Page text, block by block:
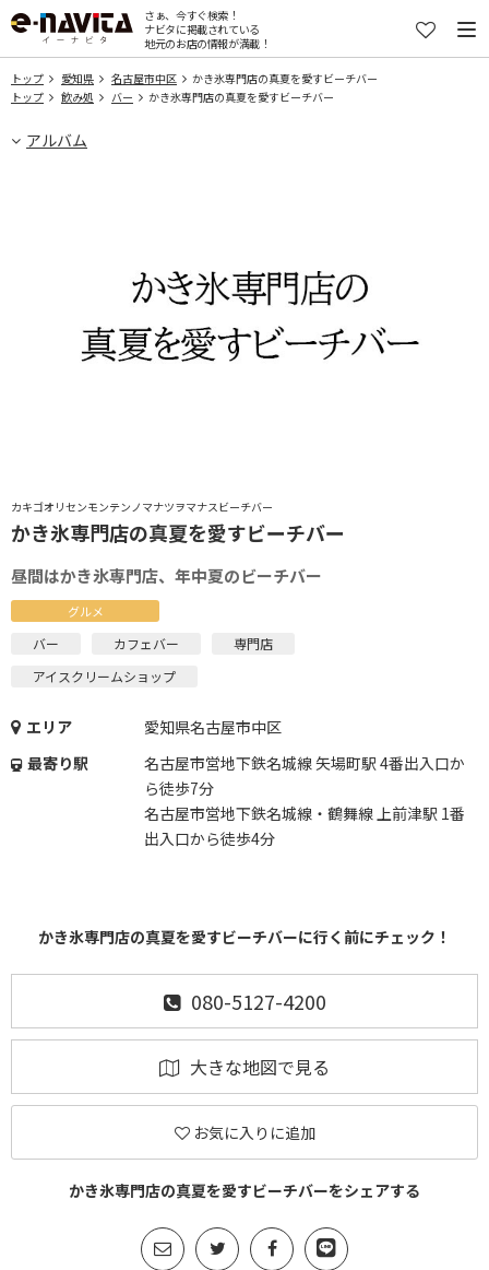
さぁ、今すぐ検索！
ナビタに掲載されている
地元のお店の情報が満載！
トップ 愛知県 名古屋市中区
かき氷専門店の真夏を愛すビーチバー
トップ
飲み処 バー かき氷専門店の真夏を愛すビーチバー
アルバム
カキゴオリセンモンテンノマナツヲマナスビーチバー
かき氷専門店の真夏を愛すビーチバー
昼間はかき氷専門店、年中夏のビーチバー
グルメ
バー カフェバー
専門店
アイスクリームショップ
エリア
愛知県名古屋市中区
最寄り駅
名古屋市営地下鉄名城線 矢場町駅 4番出入口か
ら徒歩7分
名古屋市営地下鉄名城線・鶴舞線 上前津駅 1番
出入口から徒歩4分
かき氷専門店の真夏を愛すビーチバーに行く前にチェック！
080-5127-4200
大きな地図で見る
お気に入りに追加
かき氷専門店の真夏を愛すビーチバーをシェアする